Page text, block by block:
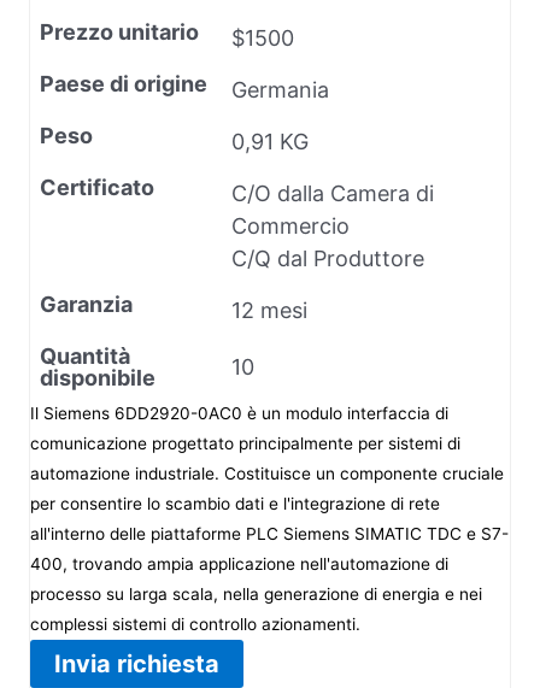
Prezzo unitario
$1500
Paese di origine
Germania
Peso
0,91 KG
Certificato
C/O dalla Camera di
Commercio
C/Q dal Produttore
Garanzia
12 mesi
Quantità
disponibile
10
Il Siemens 6DD2920-0AC0 è un modulo interfaccia di
comunicazione progettato principalmente per sistemi di
automazione industriale. Costituisce un componente cruciale
per consentire lo scambio dati e l'integrazione di rete
all'interno delle piattaforme PLC Siemens SIMATIC TDC e S7-
400, trovando ampia applicazione nell'automazione di
processo su larga scala, nella generazione di energia e nei
complessi sistemi di controllo azionamenti.
Invia richiesta